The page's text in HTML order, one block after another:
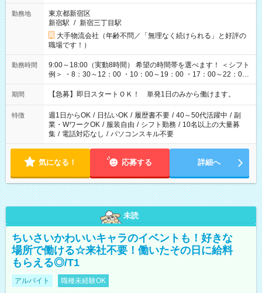
勤務地
東京都新宿区
新宿駅 / 新宿三丁目駅
大手物流会社（年齢不問／「無理なく続けられる」と好評の
職場です！）
勤務時間
9:00～18:00（実動8時間） 希望の時間帯を選べます！ ＜シフト
例＞ ・8：30～12：00 ・10：00～19：00 ・17：00～22：00
・13：00～22：00 ・22：00～翌6：00 など
期間 【急募】即日スタートＯＫ！ 単発1日のみから働けます。
特徴 週1日からOK / 日払いOK / 履歴書不要 / 40～50代活躍中 / 副
業・WワークOK / 服装自由 / シフト勤務 / 10名以上の大量募
集 / 電話対応なし / パソコンスキル不要
気になる！ 応募する 詳細へ
未読
ちいさいかわいいキャラのイベントも！好きな
場所で働ける☆来社不要！働いたその日に給料
もらえる◎/T1
アルバイト 職種未経験OK